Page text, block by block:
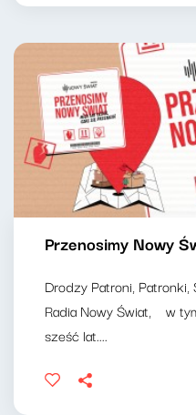
Przenosimy Nowy
Drodzy Patroni, Patronki,
Radia Nowy Świat, w
sześć lat....